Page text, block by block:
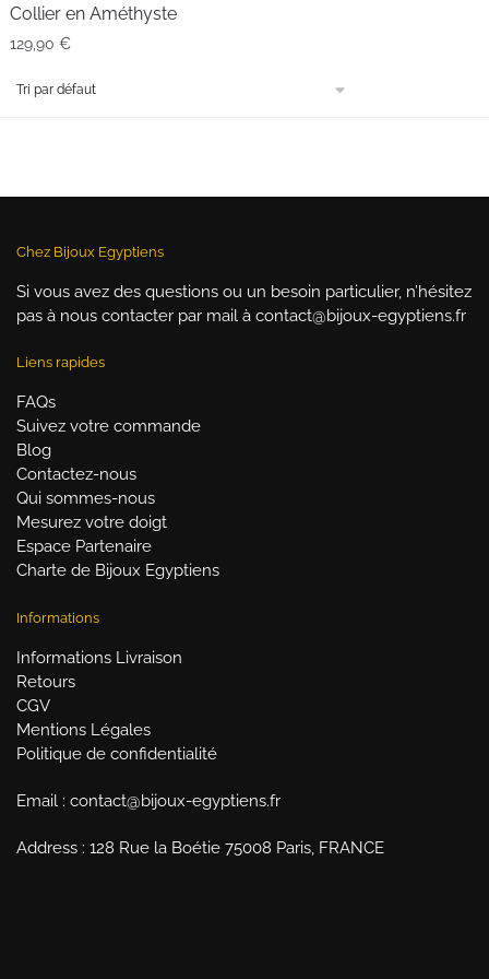
Collier en Améthyste
129,90 €
Chez Bijoux Egyptiens
Si vous avez des questions ou un besoin particulier, n’hésitez
pas à nous contacter par mail à contact@bijoux-egyptiens.fr
Liens rapides
FAQs
Suivez votre commande
Blog
Contactez-nous
Qui sommes-nous
Mesurez votre doigt
Espace Partenaire
Charte de Bijoux Egyptiens
Informations
Informations Livraison
Retours
CGV
Mentions Légales
Politique de confidentialité
Email : contact@bijoux-egyptiens.fr
Address : 128 Rue la Boétie 75008 Paris, FRANCE